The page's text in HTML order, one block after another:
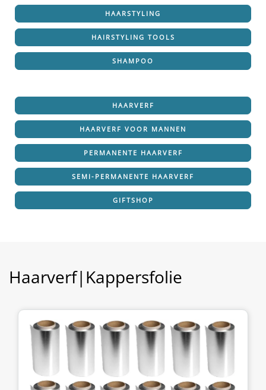
HAARSTYLING
HAIRSTYLING TOOLS
SHAMPOO
HAARVERF
HAARVERF VOOR MANNEN
PERMANENTE HAARVERF
SEMI-PERMANENTE HAARVERF
GIFTSHOP
Haarverf|Kappersfolie